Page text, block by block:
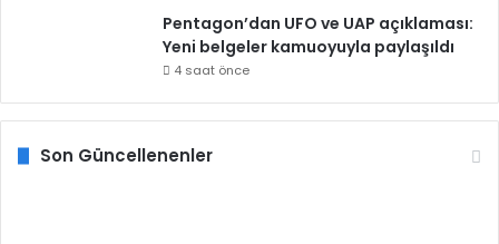
Pentagon’dan UFO ve UAP açıklaması:
Yeni belgeler kamuoyuyla paylaşıldı
4 saat önce
Son Güncellenenler